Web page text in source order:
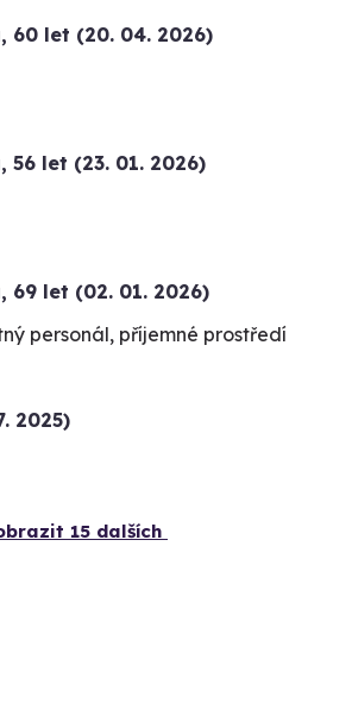
, 60 let (20. 04. 2026)
, 56 let (23. 01. 2026)
, 69 let (02. 01. 2026)
personál, příjemné prostředí
2025)
15 dalších